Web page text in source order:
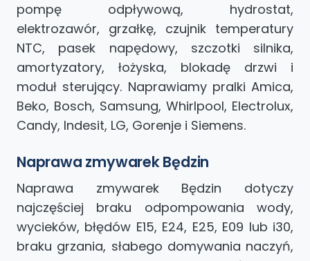
pompę odpływową, hydrostat,
elektrozawór, grzałkę, czujnik temperatury
NTC, pasek napędowy, szczotki silnika,
amortyzatory, łożyska, blokadę drzwi i
moduł sterujący. Naprawiamy pralki Amica,
Beko, Bosch, Samsung, Whirlpool, Electrolux,
Candy, Indesit, LG, Gorenje i Siemens.
Naprawa zmywarek Będzin
Naprawa zmywarek Będzin dotyczy
najczęściej braku odpompowania wody,
wycieków, błędów E15, E24, E25, E09 lub i30,
braku grzania, słabego domywania naczyń,